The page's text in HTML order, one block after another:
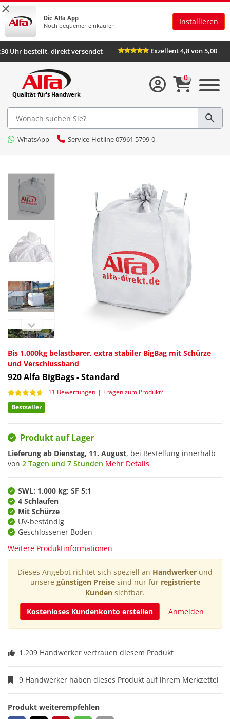
×
Die Alfa App
Noch bequemer einkaufen!
Installieren
Uhr bestellt, direkt versendet Exzellent 4,8 von 5,00
Qualität für's Handwerk
WhatsApp Service-Hotline 07961 5799-0
0
Bis 1.000kg belastbarer, extra stabiler BigBag mit Schürze
und Verschlussband
920Alfa BigBags - Standard
11 Bewertungen | Fragen zum Produkt?
Bestseller
Produkt auf Lager
Lieferung ab Dienstag, 11. August, bei Bestellung innerhalb
von 2 Tagen und 7 Stunden Mehr Details
SWL: 1.000 kg; SF 5:1
4 Schlaufen
Mit Schürze
UV-beständig
Geschlossener Boden
Weitere Produktinformationen
Dieses Angebot richtet sich speziell an Handwerker und
unsere günstigen Preisesind nur für registrierte
Kunden sichtbar.
Kostenloses Kundenkonto erstellen
Anmelden
1.209 Handwerker vertrauen diesem Produkt
9 Handwerker haben dieses Produkt auf ihrem Merkzettel
Produkt weiterempfehlen